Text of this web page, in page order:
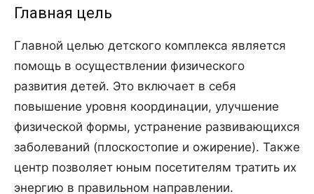
Главная цель
Главной целью детского комплекса является
помощь в осуществлении физического
развития детей. Это включает в себя
повышение уровня координации, улучшение
физической формы, устранение развивающихся
заболеваний (плоскостопие и ожирение). Также
центр позволяет юным посетителям тратить их
энергию в правильном направлении.